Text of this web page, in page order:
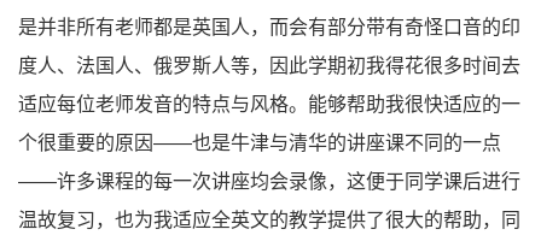
是并非所有老师都是英国人，而会有部分带有奇怪口音的印
度人、法国人、俄罗斯人等，因此学期初我得花很多时间去
适应每位老师发音的特点与风格。能够帮助我很快适应的一
个很重要的原因——也是牛津与清华的讲座课不同的一点
——许多课程的每一次讲座均会录像，这便于同学课后进行
温故复习，也为我适应全英文的教学提供了很大的帮助，同